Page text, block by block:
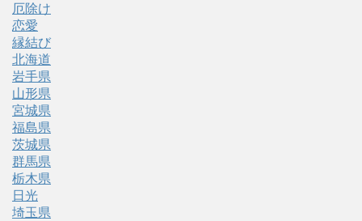
厄除け
恋愛
縁結び
北海道
岩手県
山形県
宮城県
福島県
茨城県
群馬県
栃木県
日光
埼玉県